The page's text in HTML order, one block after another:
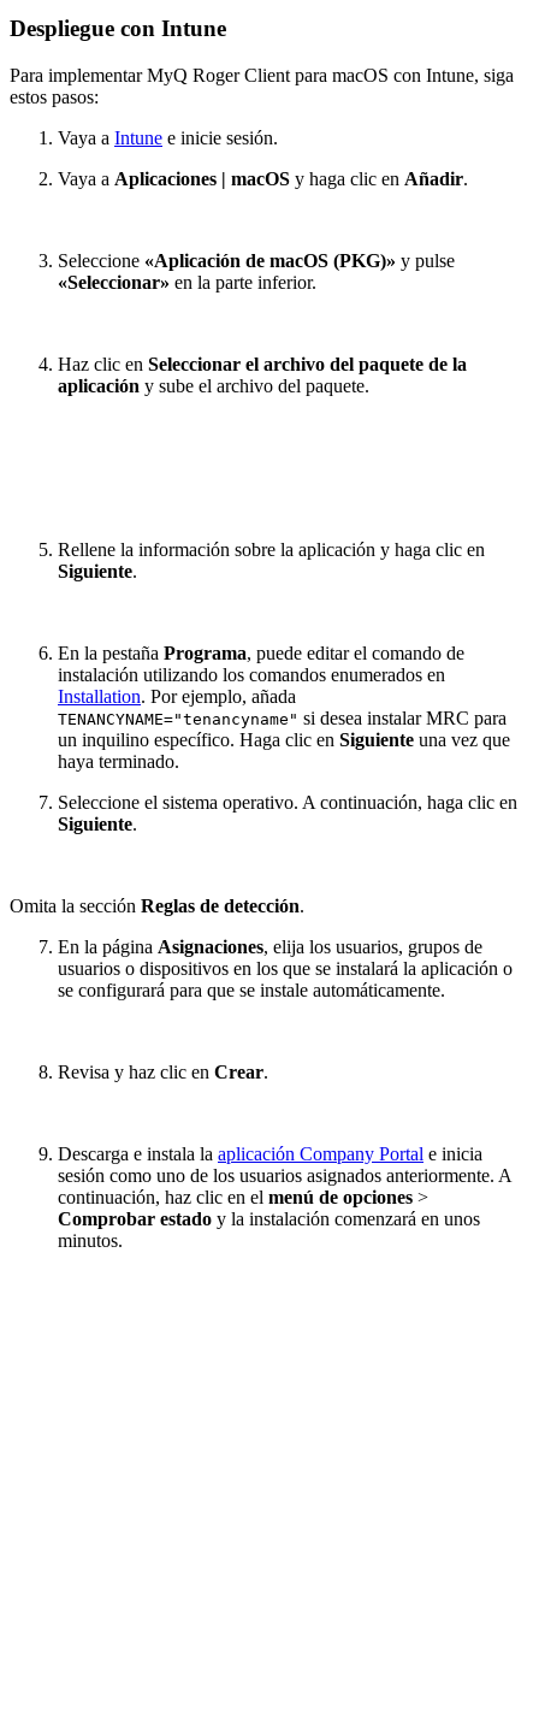
Despliegue con Intune
Para implementar MyQ Roger Client para macOS con Intune, siga
estos pasos:
Vaya a Intune e inicie sesión.
Vaya a Aplicaciones | macOS y haga clic en Añadir.
Seleccione «Aplicación de macOS (PKG)» y pulse
«Seleccionar» en la parte inferior.
Haz clic en Seleccionar el archivo del paquete de la
aplicación y sube el archivo del paquete.
Rellene la información sobre la aplicación y haga clic en
Siguiente.
En la pestaña Programa, puede editar el comando de
instalación utilizando los comandos enumerados en
Installation. Por ejemplo, añada
TENANCYNAME="tenancyname" si desea instalar MRC para
un inquilino específico. Haga clic en Siguiente una vez que
haya terminado.
Seleccione el sistema operativo. A continuación, haga clic en
Siguiente.
Omita la sección Reglas de detección.
En la página Asignaciones, elija los usuarios, grupos de
usuarios o dispositivos en los que se instalará la aplicación o
se configurará para que se instale automáticamente.
Revisa y haz clic en Crear.
Descarga e instala la aplicación Company Portal e inicia
sesión como uno de los usuarios asignados anteriormente. A
continuación, haz clic en el menú de opciones >
Comprobar estado y la instalación comenzará en unos
minutos.